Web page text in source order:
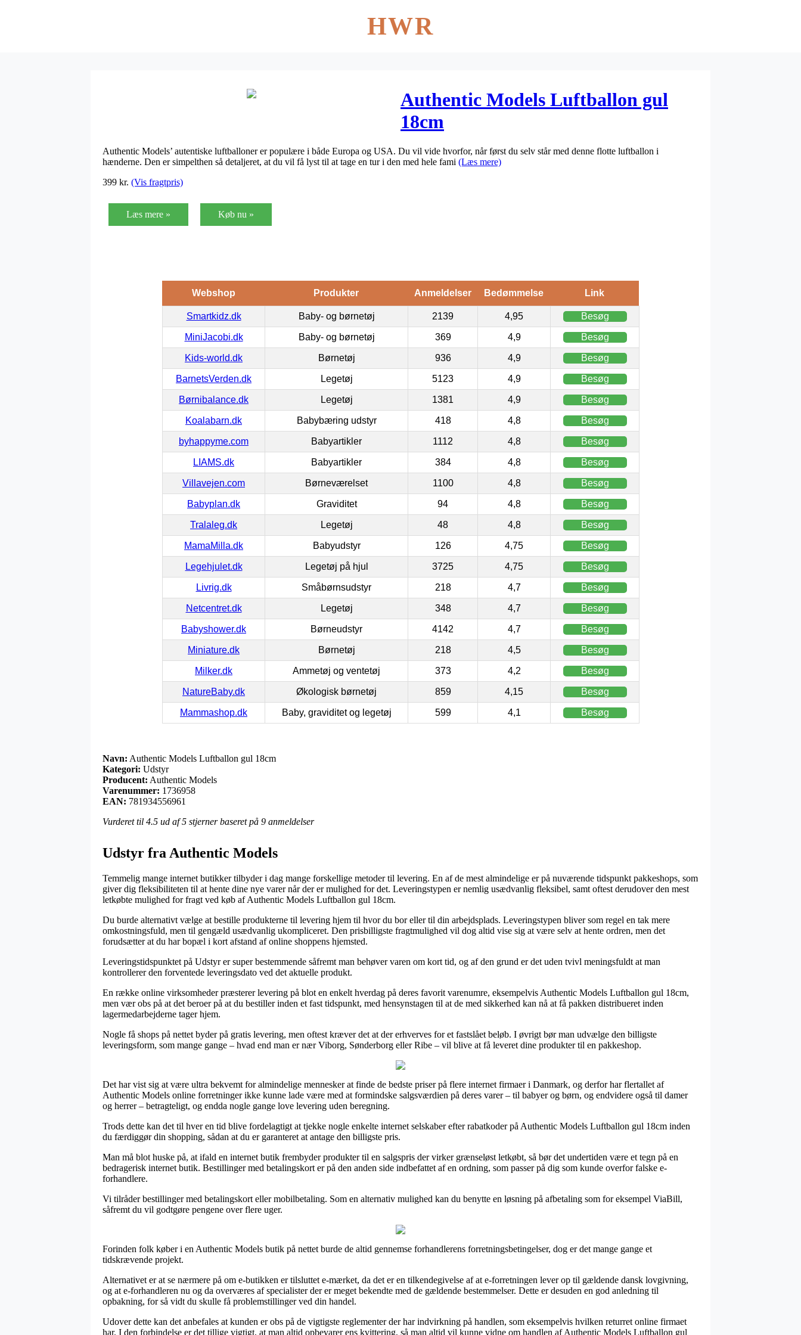
HWR
Authentic Models Luftballon gul
18cm
Authentic Models’ autentiske luftballoner er populære i både Europa og USA. Du vil vide hvorfor, når først du selv står med denne flotte luftballon i
hænderne. Den er simpelthen så detaljeret, at du vil få lyst til at tage en tur i den med hele fami (Læs mere)
399 kr. (Vis fragtpris)
Læs mere » Køb nu »
Webshop Produkter Anmeldelser Bedømmelse Link
Smartkidz.dk Baby- og børnetøj 2139 4,95 Besøg
MiniJacobi.dk Baby- og børnetøj 369 4,9 Besøg
Kids-world.dk Børnetøj 936 4,9 Besøg
BarnetsVerden.dk Legetøj 5123 4,9 Besøg
Børnibalance.dk Legetøj 1381 4,9 Besøg
Koalabarn.dk Babybæring udstyr 418 4,8 Besøg
byhappyme.com Babyartikler 1112 4,8 Besøg
LIAMS.dk Babyartikler 384 4,8 Besøg
Villavejen.com Børneværelset 1100 4,8 Besøg
Babyplan.dk Graviditet 94 4,8 Besøg
Tralaleg.dk Legetøj 48 4,8 Besøg
MamaMilla.dk Babyudstyr 126 4,75 Besøg
Legehjulet.dk Legetøj på hjul 3725 4,75 Besøg
Livrig.dk Småbørnsudstyr 218 4,7 Besøg
Netcentret.dk Legetøj 348 4,7 Besøg
Babyshower.dk Børneudstyr 4142 4,7 Besøg
Miniature.dk Børnetøj 218 4,5 Besøg
Milker.dk Ammetøj og ventetøj 373 4,2 Besøg
NatureBaby.dk Økologisk børnetøj 859 4,15 Besøg
Mammashop.dk Baby, graviditet og legetøj 599 4,1 Besøg
Navn: Authentic Models Luftballon gul 18cm
Kategori: Udstyr
Producent: Authentic Models
Varenummer: 1736958
EAN: 781934556961
Vurderet til 4.5 ud af 5 stjerner baseret på 9 anmeldelser
Udstyr fra Authentic Models
Temmelig mange internet butikker tilbyder i dag mange forskellige metoder til levering. En af de mest almindelige er på nuværende tidspunkt pakkeshops, som
giver dig fleksibiliteten til at hente dine nye varer når der er mulighed for det. Leveringstypen er nemlig usædvanlig fleksibel, samt oftest derudover den mest
letkøbte mulighed for fragt ved køb af Authentic Models Luftballon gul 18cm.
Du burde alternativt vælge at bestille produkterne til levering hjem til hvor du bor eller til din arbejdsplads. Leveringstypen bliver som regel en tak mere
omkostningsfuld, men til gengæld usædvanlig ukompliceret. Den prisbilligste fragtmulighed vil dog altid vise sig at være selv at hente ordren, men det
forudsætter at du har bopæl i kort afstand af online shoppens hjemsted.
Leveringstidspunktet på Udstyr er super bestemmende såfremt man behøver varen om kort tid, og af den grund er det uden tvivl meningsfuldt at man
kontrollerer den forventede leveringsdato ved det aktuelle produkt.
En række online virksomheder præsterer levering på blot en enkelt hverdag på deres favorit varenumre, eksempelvis Authentic Models Luftballon gul 18cm,
men vær obs på at det beroer på at du bestiller inden et fast tidspunkt, med hensynstagen til at de med sikkerhed kan nå at få pakken distribueret inden
lagermedarbejderne tager hjem.
Nogle få shops på nettet byder på gratis levering, men oftest kræver det at der erhverves for et fastslået beløb. I øvrigt bør man udvælge den billigste
leveringsform, som mange gange – hvad end man er nær Viborg, Sønderborg eller Ribe – vil blive at få leveret dine produkter til en pakkeshop.
Det har vist sig at være ultra bekvemt for almindelige mennesker at finde de bedste priser på flere internet firmaer i Danmark, og derfor har flertallet af
Authentic Models online forretninger ikke kunne lade være med at formindske salgsværdien på deres varer – til babyer og børn, og endvidere også til damer
og herrer – betragteligt, og endda nogle gange love levering uden beregning.
Trods dette kan det til hver en tid blive fordelagtigt at tjekke nogle enkelte internet selskaber efter rabatkoder på Authentic Models Luftballon gul 18cm inden
du færdiggør din shopping, sådan at du er garanteret at antage den billigste pris.
Man må blot huske på, at ifald en internet butik frembyder produkter til en salgspris der virker grænseløst letkøbt, så bør det undertiden være et tegn på en
bedragerisk internet butik. Bestillinger med betalingskort er på den anden side indbefattet af en ordning, som passer på dig som kunde overfor falske e-
forhandlere.
Vi tilråder bestillinger med betalingskort eller mobilbetaling. Som en alternativ mulighed kan du benytte en løsning på afbetaling som for eksempel ViaBill,
såfremt du vil godtgøre pengene over flere uger.
Forinden folk køber i en Authentic Models butik på nettet burde de altid gennemse forhandlerens forretningsbetingelser, dog er det mange gange et
tidskrævende projekt.
Alternativet er at se nærmere på om e-butikken er tilsluttet e-mærket, da det er en tilkendegivelse af at e-forretningen lever op til gældende dansk lovgivning,
og at e-forhandleren nu og da overværes af specialister der er meget bekendte med de gældende bestemmelser. Dette er desuden en god anledning til
opbakning, for så vidt du skulle få problemstillinger ved din handel.
Udover dette kan det anbefales at kunden er obs på de vigtigste reglementer der har indvirkning på handlen, som eksempelvis hvilken returret online firmaet
har. I den forbindelse er det tillige vigtigt, at man altid opbevarer ens kvittering, så man altid vil kunne vidne om handlen af Authentic Models Luftballon gul